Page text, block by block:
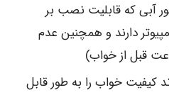
نور آبی که قابلیت نصب بر
دارند و همچنین عدم
کیفیت خواب را به طور قابل